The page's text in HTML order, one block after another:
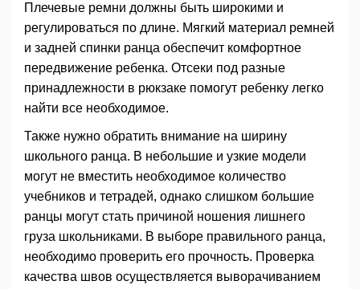
Плечевые ремни должны быть широкими и
регулироваться по длине. Мягкий материал ремней
и задней спинки ранца обеспечит комфортное
передвижение ребенка. Отсеки под разные
принадлежности в рюкзаке помогут ребенку легко
найти все необходимое.
Также нужно обратить внимание на ширину
школьного ранца. В небольшие и узкие модели
могут не вместить необходимое количество
учебников и тетрадей, однако слишком большие
ранцы могут стать причиной ношения лишнего
груза школьниками. В выборе правильного ранца,
необходимо проверить его прочность. Проверка
качества швов осуществляется выворачиванием